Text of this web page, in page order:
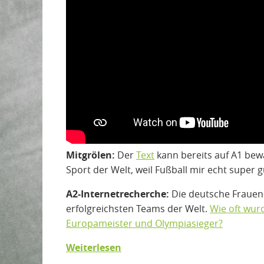
Mitgrölen: DerText kann bereits auf A1
Sport der Welt, weil Fußball mir echt super
A2-Internetrecherche: Die deutsche
erfolgreichsten Teams der Welt. Wie oft
Europameister und Olympiasieger?
Weiterlesen